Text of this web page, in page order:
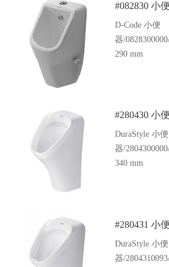
#082830 小
D-Code 小便
器/
290 mm
#280430 小
DuraStyle 小便
器/
340 mm
#280431 小
DuraStyle 小便
器/